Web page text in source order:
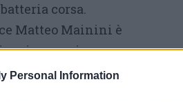
Personal Information
corsa.
Matteo Mainini è
impressione
complessivo di